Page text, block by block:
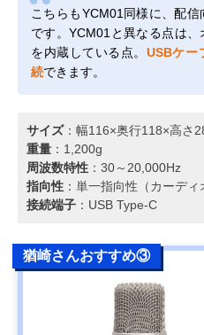
こちらもYCM01同様に、配
です。YCM01と異なる点は
を内蔵している点。 USBケー
続できます。
サイズ：幅116×奥行118×高さ
重量 ：1,200g
周波数特性 ：30～20,000Hz
指向性 ：単一指向性（カーディ
接続端子 ：USB Type-C
猶崎さんおすすめ③